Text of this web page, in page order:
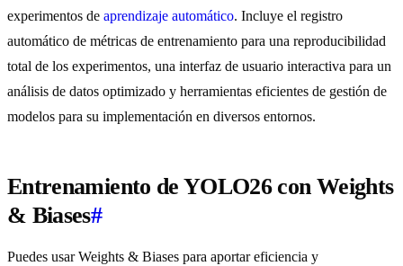
experimentos de aprendizaje automático. Incluye el registro
automático de métricas de entrenamiento para una reproducibilidad
total de los experimentos, una interfaz de usuario interactiva para un
análisis de datos optimizado y herramientas eficientes de gestión de
modelos para su implementación en diversos entornos.
Entrenamiento de YOLO26 con Weights
& Biases#
Puedes usar Weights & Biases para aportar eficiencia y